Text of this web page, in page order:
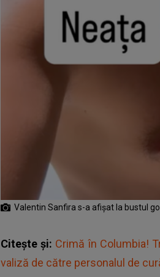
Valentin Sanfira s-a afișat la bustul
Citește și: Crimă în Columbia!
valiză de către personalul de